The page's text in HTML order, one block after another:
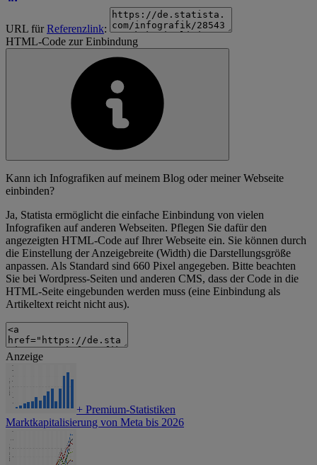
URL fürReferenzlink:
HTML-Code zur Einbindung
Kann ich Infografiken auf meinem Blog oder meiner Webseite
einbinden?
Ja, Statista ermöglicht die einfache Einbindung von vielen
Infografiken auf anderen Webseiten. Pflegen Sie dafür den
angezeigten HTML-Code auf Ihrer Webseite ein. Sie können durch
die Einstellung der Anzeigebreite (Width) die Darstellungsgröße
anpassen. Als Standard sind 660 Pixel angegeben. Bitte beachten
Sie bei Wordpress-Seiten und anderen CMS, dass der Code in die
HTML-Seite eingebunden werden muss (eine Einbindung als
Artikeltext reicht nicht aus).
Anzeige
+ Premium-Statistiken
Marktkapitalisierung von Meta bis 2026